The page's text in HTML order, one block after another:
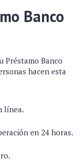
Banco
Préstamo Banco
hacen esta
línea.
en 24 horas.